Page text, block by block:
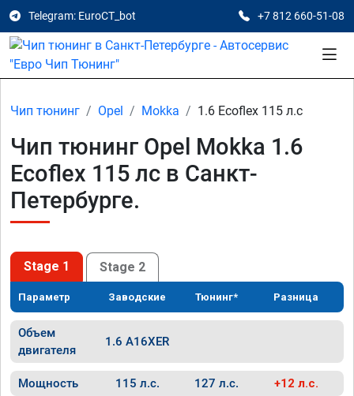
Telegram: EuroCT_bot +7 812 660-51-08
Чип тюнинг Opel Mokka 1.6 Ecoflex 115 л.с
Чип тюнинг Opel Mokka 1.6
Ecoflex 115 лс в Санкт-
Петербурге.
Stage 1 Stage 2
Параметр Заводские Тюнинг* Разница
Объем
двигателя
1.6 A16XER
Мощность 115 л.с. 127 л.с. +12 л.с.